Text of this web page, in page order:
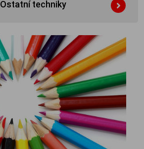
Ostatní techniky